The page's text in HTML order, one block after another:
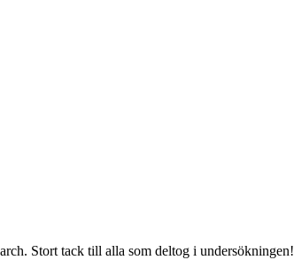
Stort tack till alla som deltog i undersökningen!